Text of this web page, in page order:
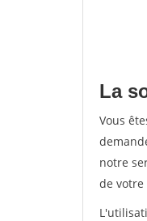
La
Vous
notre
de